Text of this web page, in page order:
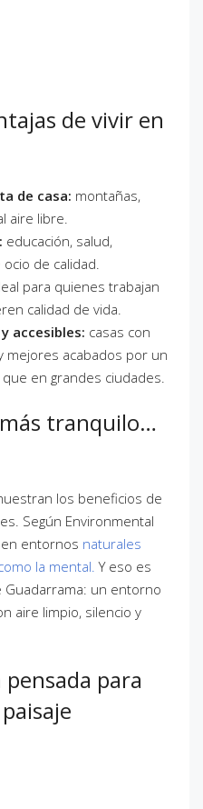
de vivir en
de casa: montañas,
aire libre.
educación, salud,
de calidad.
para quienes trabajan
calidad de vida.
accesibles: casas con
mejores acabados por un
en grandes ciudades.
tranquilo…
los beneficios de
Según Environmental
en entornos naturales
la mental. Y eso es
un entorno
aire limpio, silencio y
para